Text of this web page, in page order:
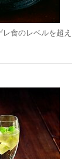
食のレベルを超え